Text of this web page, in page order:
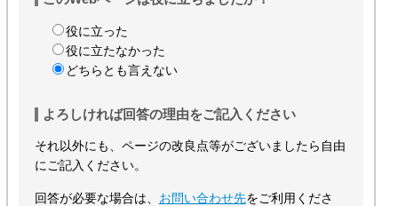
役に立った
役に立たなかった
どちらとも言えない
よろしければ回答の理由をご記入ください
それ以外にも、ページの改良点等がございましたら自由
にご記入ください。
回答が必要な場合は、 お問い合わせ先をご利用くださ